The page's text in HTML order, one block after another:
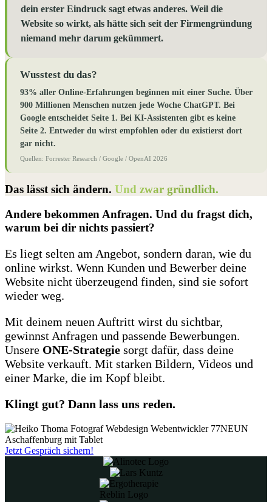
dein erster Eindruck sagt etwas anderes. Weil die
Website so wirkt, als hätte sich seit der Firmengründung
niemand mehr darum gekümmert.
Wusstest du das?
93% aller Online-Erfahrungen beginnen mit einer Suche. Über
900 Millionen Menschen nutzen jede Woche ChatGPT. Bei
Google entscheidet Seite 1. Bei KI-Assistenten gibt es keine
Seite 2. Entweder du wirst empfohlen oder du existierst dort
gar nicht.
Quellen: Forrester Research / Google / OpenAI 2026
Das lässt sich ändern. Und zwar gründlich.
Andere bekommen Anfragen. Und du fragst dich,
warum bei dir nichts passiert?
Es liegt selten am Angebot, sondern daran, wie du
online wirkst. Wenn Kunden und Bewerber deine
Website nicht überzeugend finden, sind sie sofort
wieder weg.
Mit deinem neuen Auftritt wirst du sichtbar,
gewinnst Anfragen und passende Bewerbungen.
Unsere ONE-Strategie sorgt dafür, dass deine
Website verkauft. Mit starken Bildern, Videos und
einer Marke, die im Kopf bleibt.
Klingt gut? Dann lass uns reden.
Jetzt Gespräch sichern!